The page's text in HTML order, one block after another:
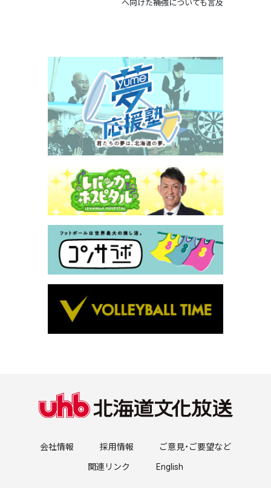
へ向けた補強についても言及
会社情報 採用情報 ご意見・ご要望など
関連リンク English